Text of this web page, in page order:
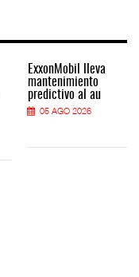
ExxonMobil lleva
mantenimiento
predictivo al au
05 AGO 2026